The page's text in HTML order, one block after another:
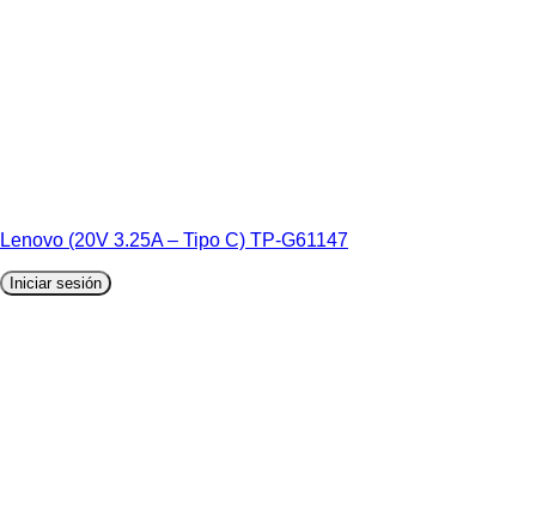
Lenovo (20V 3.25A – Tipo C) TP-G61147
Iniciar sesión